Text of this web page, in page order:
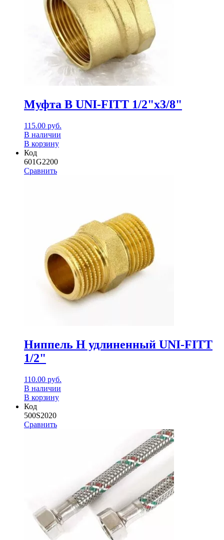
Муфта В UNI-FITT 1/2"х3/8"
115.00 руб.
В наличии
В корзину
Код
601G2200
Сравнить
Ниппель Н удлиненный UNI-FITT
1/2"
110.00 руб.
В наличии
В корзину
Код
500S2020
Сравнить